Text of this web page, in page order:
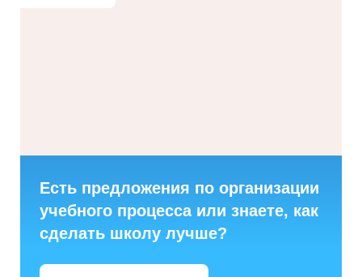
Есть предложения по организации
учебного процесса или знаете, как
сделать школу лучше?